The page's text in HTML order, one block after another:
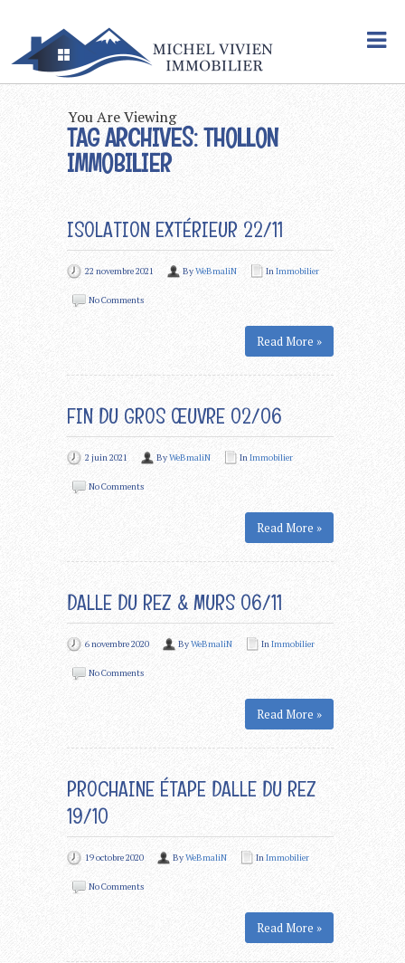
You Are Viewing
TAG ARCHIVES: THOLLON
IMMOBILIER
ISOLATION EXTÉRIEUR 22/11
22 novembre 2021 ByWeBmaliN InImmobilier
No Comments
Read More »
FIN DU GROS ŒUVRE 02/06
2 juin 2021 ByWeBmaliN InImmobilier
No Comments
Read More »
DALLE DU REZ & MURS 06/11
6 novembre 2020 ByWeBmaliN InImmobilier
No Comments
Read More »
PROCHAINE ÉTAPE DALLE DU REZ
19/10
19 octobre 2020 ByWeBmaliN InImmobilier
No Comments
Read More »